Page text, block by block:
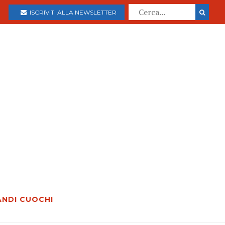
ISCRIVITI ALLA NEWSLETTER
CUOCHI